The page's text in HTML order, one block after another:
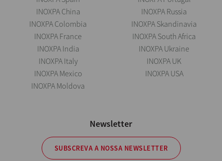
INOXPA China
INOXPA Colombia
INOXPA France
INOXPA India
INOXPA Italy
INOXPA Mexico
INOXPA Moldova
INOXPA Russia
INOXPA Skandinavia
INOXPA South Africa
INOXPA Ukraine
INOXPA UK
INOXPA USA
Newsletter
SUBSCREVA A NOSSA NEWSLETTER